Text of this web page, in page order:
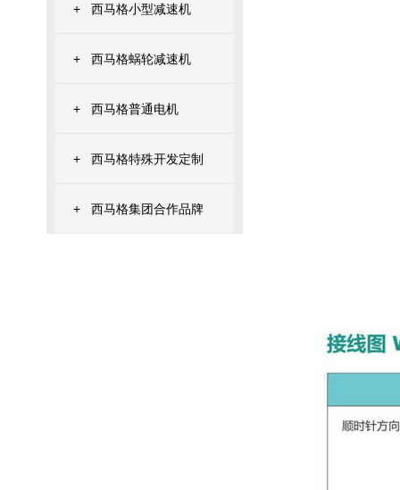
+ 西马格小型减速机
+ 西马格蜗轮减速机
+ 西马格普通电机
+ 西马格特殊开发定制
+ 西马格集团合作品牌